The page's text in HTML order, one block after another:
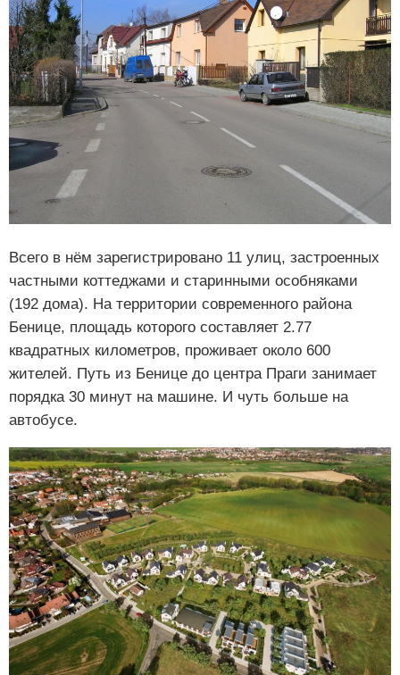
Всего в нём зарегистрировано 11 улиц, застроенных
частными коттеджами и старинными особняками
(192 дома). На территории современного района
Бенице, площадь которого составляет 2.77
квадратных километров, проживает около 600
жителей. Путь из Бенице до центра Праги занимает
порядка 30 минут на машине. И чуть больше на
автобусе.